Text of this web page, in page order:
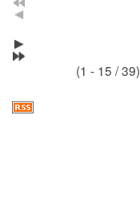
(1 - 15 / 39)